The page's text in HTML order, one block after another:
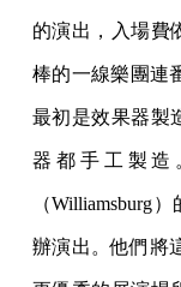
的演出，入場費
棒的一線樂團連
最初是效果器製
器都手工製造
（Williamsburg
辦演出。他們將